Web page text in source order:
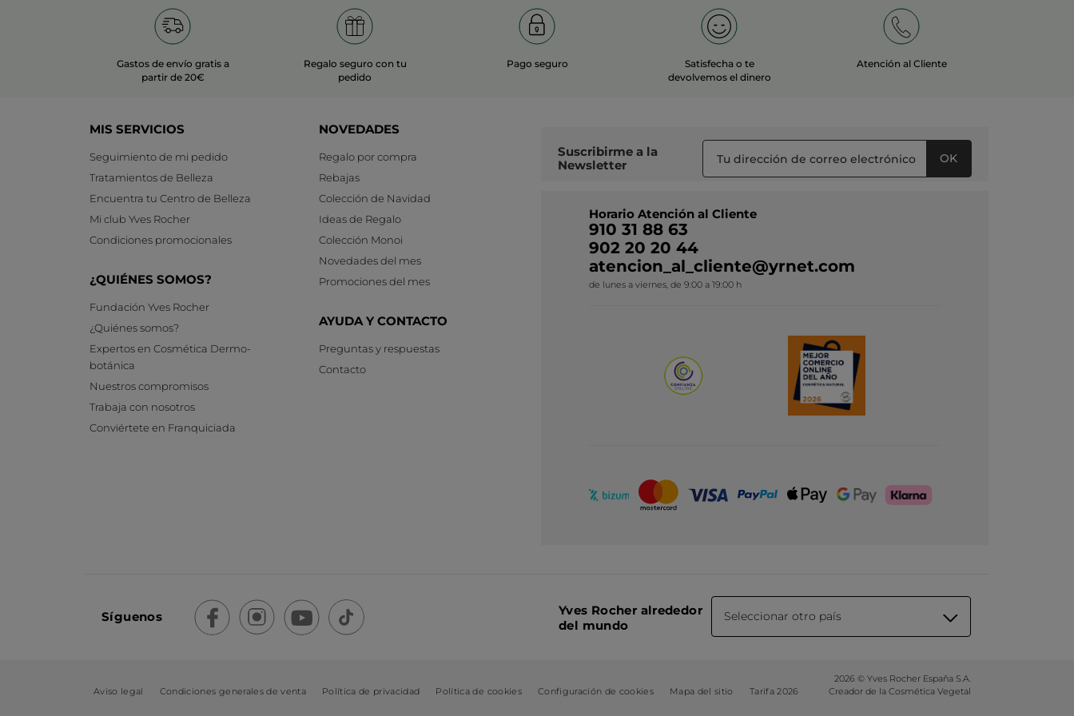
Gastos de envío gratis a
partir de 20€
Regalo seguro con tu
pedido
Pago seguro
Satisfecha o te
devolvemos el dinero
Atención al Cliente
MIS SERVICIOS
Seguimiento de mi pedido
Tratamientos de Belleza
Encuentra tu Centro de Belleza
Mi club Yves Rocher
Condiciones promocionales
¿QUIÉNES SOMOS?
Fundación Yves Rocher
¿Quiénes somos?
Expertos en Cosmética Dermo-
botánica
Nuestros compromisos
Trabaja con nosotros
Conviértete en Franquiciada
NOVEDADES
Regalo por compra
Rebajas
Colección de Navidad
Ideas de Regalo
Colección Monoi
Novedades del mes
Promociones del mes
AYUDA Y CONTACTO
Preguntas y respuestas
Contacto
Suscribirme a la
Newsletter
OK
Horario Atención al Cliente
910 31 88 63
902 20 20 44
atencion_al_cliente@yrnet.com
de lunes a viernes, de 9:00 a 19:00 h
Síguenos
Yves Rocher alrededor
del mundo
Seleccionar otro país
Aviso legal Condiciones generales de venta Política de privacidad Política de cookies Configuración de cookies Mapa del sitio Tarifa 2026
2026 © Yves Rocher España S.A.
Creador de la Cosmética Vegetal